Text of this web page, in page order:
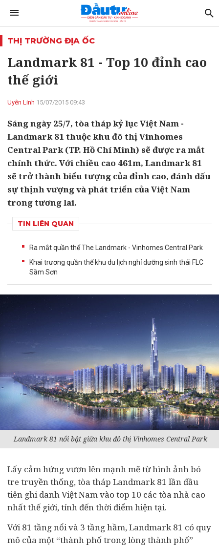
THỊ TRƯỜNG ĐỊA ỐC
Landmark 81 - Top 10 đỉnh cao
thế giới
Uyên Linh 15/07/2015 09:43
Sáng ngày 25/7, tòa tháp kỷ lục Việt Nam -
Landmark 81 thuộc khu đô thị Vinhomes
Central Park (TP. Hồ Chí Minh) sẽ được ra mắt
chính thức. Với chiều cao 461m, Landmark 81
sẽ trở thành biểu tượng của đỉnh cao, đánh dấu
sự thịnh vượng và phát triển của Việt Nam
trong tương lai.
TIN LIÊN QUAN
Ra mắt quần thể The Landmark - Vinhomes Central Park
Khai trương quần thể khu du lịch nghỉ dưỡng sinh thái FLC
Sầm Sơn
Landmark 81 nổi bật giữa khu đô thị Vinhomes Central Park
Lấy cảm hứng vươn lên mạnh mẽ từ hình ảnh bó
tre truyền thống, tòa tháp Landmark 81 lần đầu
tiên ghi danh Việt Nam vào top 10 các tòa nhà cao
nhất thế giới, tính đến thời điểm hiện tại.
Với 81 tầng nổi và 3 tầng hầm, Landmark 81 có quy
mô của một “thành phố trong lòng thành phố”